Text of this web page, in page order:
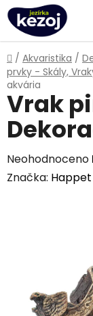
Přejít
na
obsah
Domů
/ Akvaristika /
prvky - Skály,
akvária
Vrak
Průměrné
hodnocení
hvězdiček.
Neohodnoceno
Značka: Happet